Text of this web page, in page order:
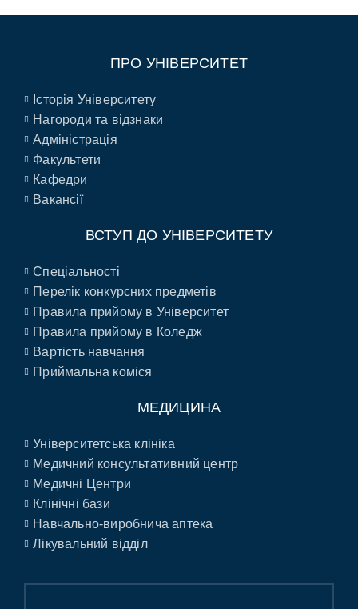
ПРО УНІВЕРСИТЕТ
Історія Університету
Нагороди та відзнаки
Адміністрація
Факультети
Кафедри
Вакансії
ВСТУП ДО УНІВЕРСИТЕТУ
Спеціальності
Перелік конкурсних предметів
Правила прийому в Університет
Правила прийому в Коледж
Вартість навчання
Приймальна коміся
МЕДИЦИНА
Університетська клініка
Медичний консультативний центр
Медичні Центри
Клінічні бази
Навчально-виробнича аптека
Лікувальний відділ